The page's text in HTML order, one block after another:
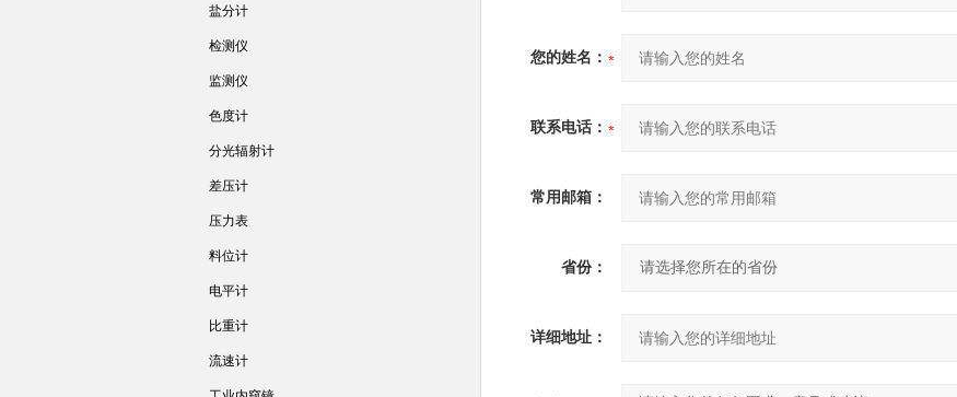
您的姓名：
联系电话：
常用邮箱：
省份：
详细地址：
盐分计
检测仪
监测仪
色度计
分光辐射计
差压计
压力表
料位计
电平计
比重计
流速计